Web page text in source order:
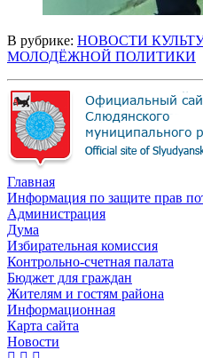
В рубрике: НОВОСТИ
МОЛОДЁЖНОЙ ПОЛИТИКИ
Главная
Информация по защите прав
Администрация
Дума
Избирательная комиссия
Контрольно-счетная палата
Бюджет для граждан
Жителям и гостям района
Информационная
Карта сайта
Новости